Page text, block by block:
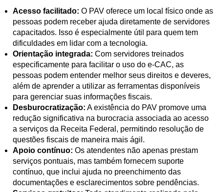
Acesso facilitado: O PAV oferece um local físico onde as
pessoas podem receber ajuda diretamente de servidores
capacitados. Isso é especialmente útil para quem tem
dificuldades em lidar com a tecnologia.
Orientação integrada: Com servidores treinados
especificamente para facilitar o uso do e-CAC, as
pessoas podem entender melhor seus direitos e deveres,
além de aprender a utilizar as ferramentas disponíveis
para gerenciar suas informações fiscais.
Desburocratização: A existência do PAV promove uma
redução significativa na burocracia associada ao acesso
a serviços da Receita Federal, permitindo resolução de
questões fiscais de maneira mais ágil.
Apoio contínuo: Os atendentes não apenas prestam
serviços pontuais, mas também fornecem suporte
contínuo, que inclui ajuda no preenchimento das
documentações e esclarecimentos sobre pendências.